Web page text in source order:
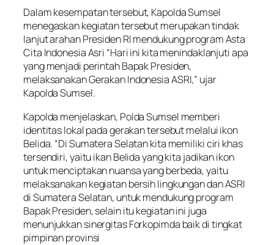
Dalam kesempatan tersebut, Kapolda Sumsel
menegaskan kegiatan tersebut merupakan tindak
lanjut arahan Presiden RI mendukung program Asta
Cita Indonesia Asri “Hari ini kita menindaklanjuti apa
yang menjadi perintah Bapak Presiden,
melaksanakan Gerakan Indonesia ASRI,” ujar
Kapolda Sumsel.
Kapolda menjelaskan, Polda Sumsel memberi
identitas lokal pada gerakan tersebut melalui ikon
Belida. “Di Sumatera Selatan kita memiliki ciri khas
tersendiri, yaitu ikan Belida yang kita jadikan ikon
untuk menciptakan nuansa yang berbeda, yaitu
melaksanakan kegiatan bersih lingkungan dan ASRI
di Sumatera Selatan, untuk mendukung program
Bapak Presiden, selain itu kegiatan ini juga
menunjukkan sinergitas Forkopimda baik di tingkat
pimpinan provinsi